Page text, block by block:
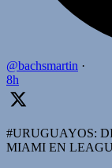
@bachsmartin ·
8h
#URUGUAYOS:
MIAMI EN